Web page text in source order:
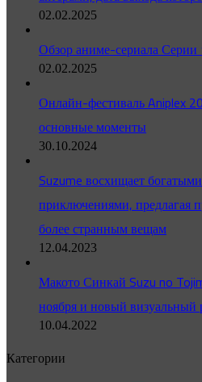
02.02.2025
Обзор аниме-сериала
02.02.2025
Онлайн-фестиваль Aniplex
основные моменты
30.10.2024
Suzume восхищает
приключениями, предлагая
более странным вещам
12.04.2023
Макото Синкай Suzu no
ноября и новый визуальный
10.04.2022
Категории